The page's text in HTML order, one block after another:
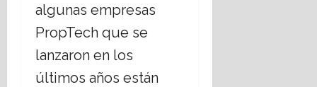
algunas empresas
PropTech que se
lanzaron en los
últimos años están